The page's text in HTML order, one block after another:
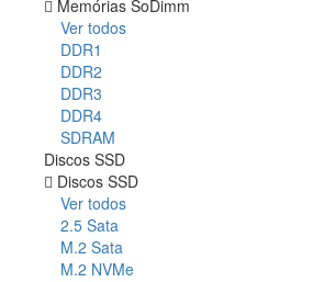
Memórias SoDimm
Ver todos
DDR1
DDR2
DDR3
DDR4
SDRAM
Discos SSD
Discos SSD
Ver todos
2.5 Sata
M.2 Sata
M.2 NVMe